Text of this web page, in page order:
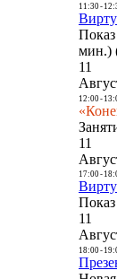
11:30-
мин.)
11
12:00-
11
17:00-
11
18:00-